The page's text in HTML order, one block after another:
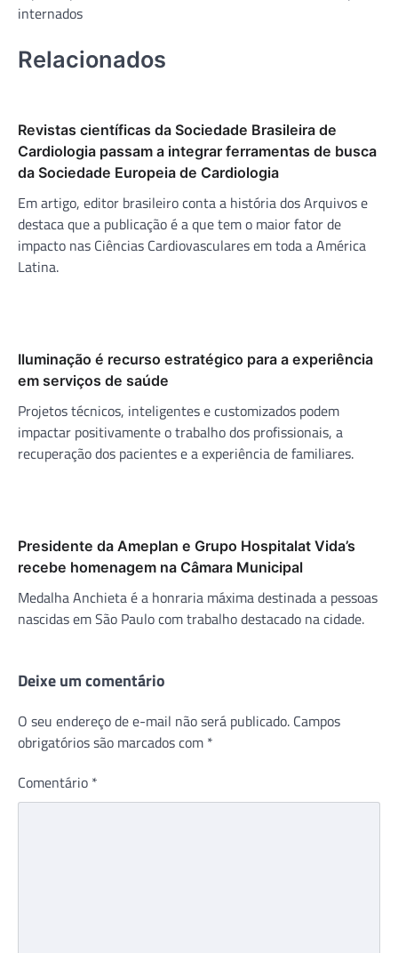
internados
Relacionados
Revistas científicas da Sociedade Brasileira de
Cardiologia passam a integrar ferramentas de busca
da Sociedade Europeia de Cardiologia
Em artigo, editor brasileiro conta a história dos Arquivos e
destaca que a publicação é a que tem o maior fator de
impacto nas Ciências Cardiovasculares em toda a América
Latina.
Iluminação é recurso estratégico para a experiência
em serviços de saúde
Projetos técnicos, inteligentes e customizados podem
impactar positivamente o trabalho dos profissionais, a
recuperação dos pacientes e a experiência de familiares.
Presidente da Ameplan e Grupo Hospitalat Vida’s
recebe homenagem na Câmara Municipal
Medalha Anchieta é a honraria máxima destinada a pessoas
nascidas em São Paulo com trabalho destacado na cidade.
Deixe um comentário
O seu endereço de e-mail não será publicado. Campos
obrigatórios são marcados com *
Comentário *